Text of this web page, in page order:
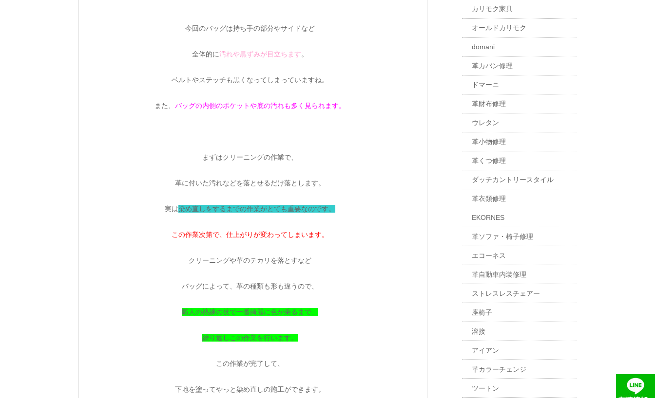
今回のバッグは持ち手の部分やサイドなど
全体的に汚れや黒ずみが目立ちます。
ベルトやステッチも黒くなってしまっていますね。
また、バッグの内側のポケットや底の汚れも多く見られます。
まずはクリーニングの作業で、
革に付いた汚れなどを落とせるだけ落とします。
実は染め直しをするまでの作業がとても重要なのです。
この作業次第で、仕上がりが変わってしまいます。
クリーニングや革のテカリを落とすなど
バッグによって、革の種類も形も違うので、
職人の熟練の技で一番綺麗に色が乗るまで、
繰り返しこの作業を行います。
この作業が完了して、
下地を塗ってやっと染め直しの施工ができます。
カリモク家具
オールドカリモク
domani
革カバン修理
ドマーニ
革財布修理
ウレタン
革小物修理
革くつ修理
ダッチカントリースタイル
革衣類修理
EKORNES
革ソファ・椅子修理
エコーネス
革自動車内装修理
ストレスレスチェアー
座椅子
溶接
アイアン
革カラーチェンジ
ツートン